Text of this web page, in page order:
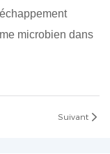
microbien dans
Suivant